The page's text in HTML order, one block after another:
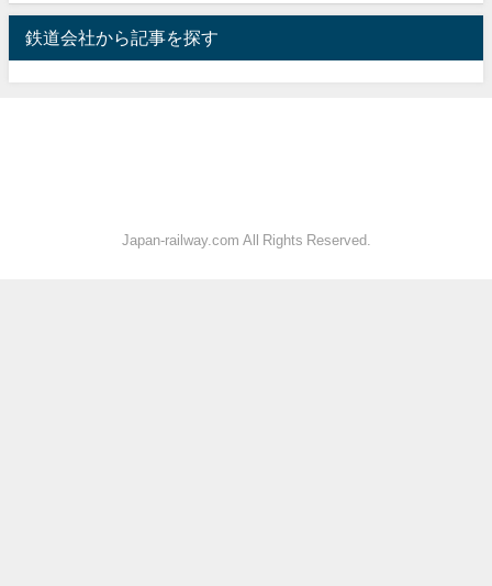
鉄道会社から記事を探す
Japan-railway.com All Rights Reserved.